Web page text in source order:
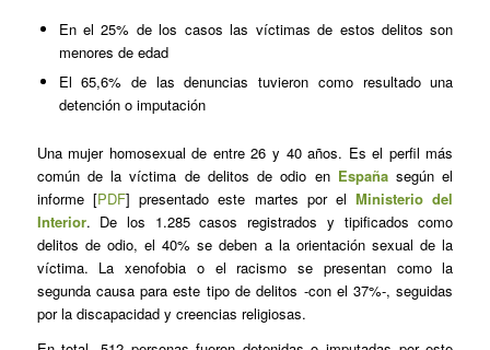
En el 25% de los casos las víctimas de estos delitos son
menores de edad
El 65,6% de las denuncias tuvieron como resultado una
detención o imputación
Una mujer homosexual de entre 26 y 40 años. Es el perfil más
común de la víctima de delitos de odio en Españasegún el
informe [PDF] presentado este martes por elMinisterio del
Interior. De los 1.285 casos registrados y tipificados como
delitos de odio, el 40% se deben a la orientación sexual de la
víctima. La xenofobia o el racismo se presentan como la
segunda causa para este tipo de delitos -con el 37%-, seguidas
por la discapacidad y creencias religiosas.